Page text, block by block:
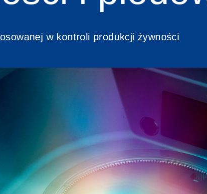
w kontroli produkcji żywności